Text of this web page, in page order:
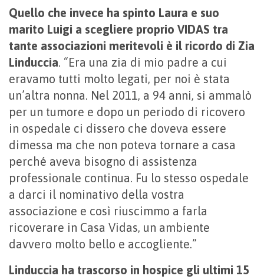
Quello che invece ha spinto Laura e suo
marito Luigi a scegliere proprio VIDAS tra
tante associazioni meritevoli è il ricordo di Zia
Linduccia. “Era una zia di mio padre a cui
eravamo tutti molto legati, per noi è stata
un’altra nonna. Nel 2011, a 94 anni, si ammalò
per un tumore e dopo un periodo di ricovero
in ospedale ci dissero che doveva essere
dimessa ma che non poteva tornare a casa
perché aveva bisogno di assistenza
professionale continua. Fu lo stesso ospedale
a darci il nominativo della vostra
associazione e così riuscimmo a farla
ricoverare in Casa Vidas, un ambiente
davvero molto bello e accogliente.”
Linduccia ha trascorso in hospice gli ultimi 15